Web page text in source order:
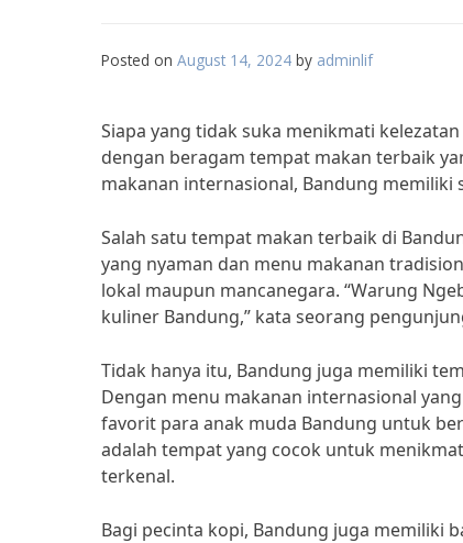
Posted on August 14, 2024 by adminlif
Siapa yang tidak suka menikmati
dengan beragam tempat makan terbaik
makanan internasional, Bandung memiliki
Salah satu tempat makan terbaik di
yang nyaman dan menu makanan
lokal maupun mancanegara. “Warung
kuliner Bandung,” kata seorang
Tidak hanya itu, Bandung juga memiliki
Dengan menu makanan internasional
favorit para anak muda Bandung untuk
adalah tempat yang cocok untuk
terkenal.
Bagi pecinta kopi, Bandung juga memiliki